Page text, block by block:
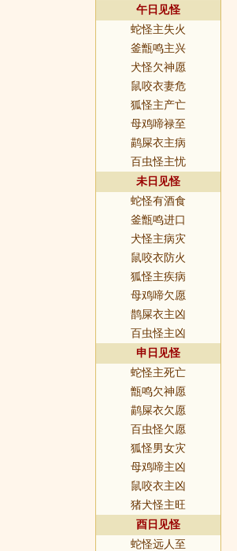
午日见怪
蛇怪主失火
釜甑鸣主兴
犬怪欠神愿
鼠咬衣妻危
狐怪主产亡
母鸡啼禄至
鹋屎衣主病
百虫怪主忧
未日见怪
蛇怪有酒食
釜甑鸣进口
犬怪主病灾
鼠咬衣防火
狐怪主疾病
母鸡啼欠愿
鹊屎衣主凶
百虫怪主凶
申日见怪
蛇怪主死亡
甑鸣欠神愿
鹋屎衣欠愿
百虫怪欠愿
狐怪男女灾
母鸡啼主凶
鼠咬衣主凶
猪犬怪主旺
酉日见怪
蛇怪远人至